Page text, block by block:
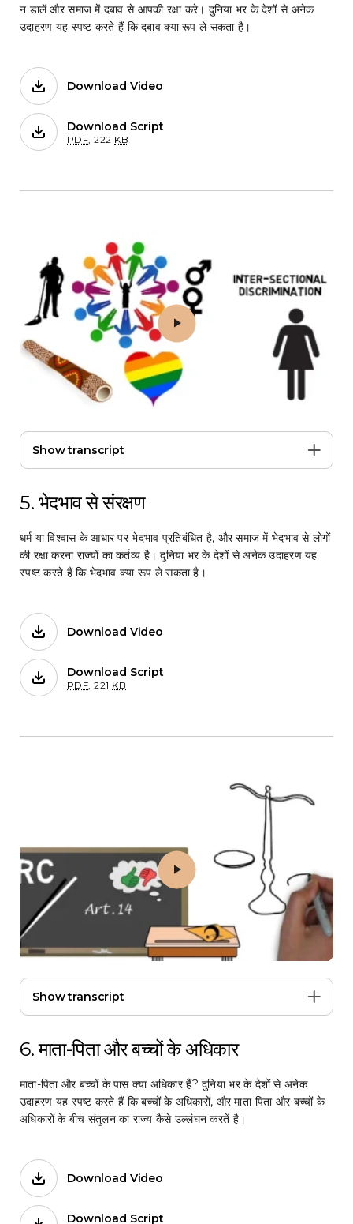
न डालें और समाज में दबाव से आपकी रक्षा करे। दुनिया भर के देशों से अनेक
उदाहरण यह स्पष्ट करते हैं कि दबाव क्या रूप ले सकता है।
Download Video
Download Script
PDF ,222 KB
Play 5. भेदभाव से संरक्षण
Show transcript
5. भेदभाव से संरक्षण
धर्म या विश्वास के आधार पर भेदभाव प्रतिबंधित है, और समाज में भेदभाव से लोगों
की रक्षा करना राज्यों का कर्तव्य है। दुनिया भर के देशों से अनेक उदाहरण यह
स्पष्ट करते हैं कि भेदभाव क्या रूप ले सकता है।
Download Video
Download Scriptfor 5. भेदभाव से संरक्षण
PDF,221 KB
Play 6. माता-पिता और बच्चों के अधिकार
Show transcript
6. माता-पिता और बच्चों के अधिकार
माता-पिता और बच्चों के पास क्या अधिकार हैं? दुनिया भर के देशों से अनेक
उदाहरण यह स्पष्ट करते हैं कि बच्चों के अधिकारों, और माता-पिता और बच्चों के
अधिकारों के बीच संतुलन का राज्य कैसे उल्लंघन करतें है।
Download Video
Download Scriptfor 6. माता-पिता और बच्चों के अधिकार